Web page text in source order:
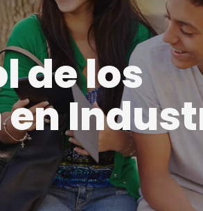
de los
en